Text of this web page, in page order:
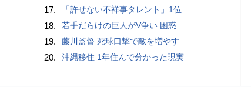
17. 「許せない不祥事タレント」1位
18. 若手だらけの巨人がV争い 困惑
19. 藤川監督 死球口撃で敵を増やす
20. 沖縄移住 1年住んで分かった現実